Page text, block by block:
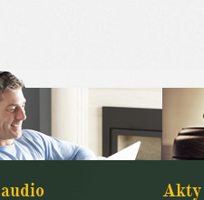
Akty